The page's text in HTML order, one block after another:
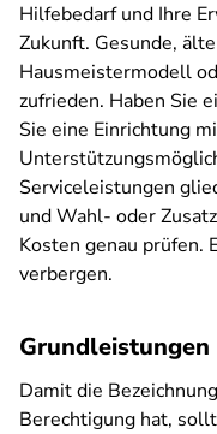
Hilfebedarf und Ihre
Zukunft. Gesunde,
Hausmeistermodell
zufrieden. Haben Sie
Sie eine Einrichtung
Serviceleistungen
und Wahl- oder
Kosten genau prüfen.
verbergen.
Grundleistungen
Damit die
Berechtigung hat,